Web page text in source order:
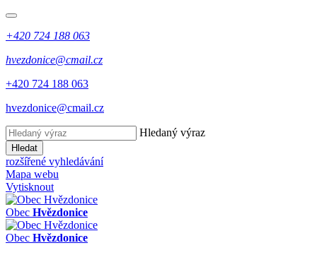
+420 724 188 063
hvezdonice@cmail.cz
+420 724 188 063
hvezdonice@cmail.cz
Hledaný výraz
Hledat
rozšířené vyhledávání
Mapa webu
Vytisknout
Obec Hvězdonice
Obec Hvězdonice